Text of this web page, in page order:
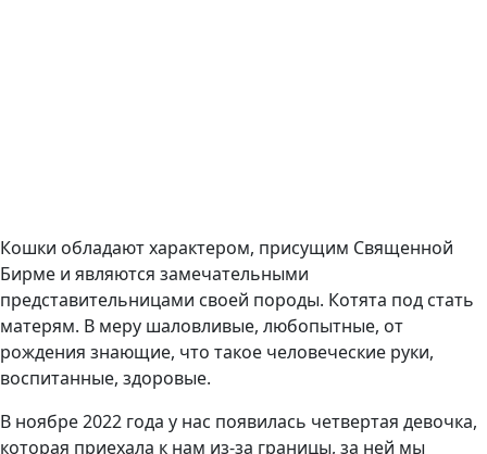
Кошки обладают характером, присущим Священной
Бирме и являются замечательными
представительницами своей породы. Котята под стать
матерям. В меру шаловливые, любопытные, от
рождения знающие, что такое человеческие руки,
воспитанные, здоровые.
В ноябре 2022 года у нас появилась четвертая девочка,
которая приехала к нам из-за границы, за ней мы